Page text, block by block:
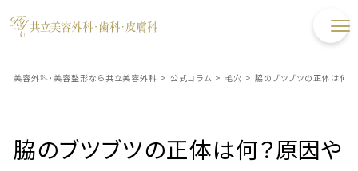
美容外科・美容整形なら共立美容外科 > 公式コラム > 毛穴 > 脇のブツブツの正体は何
​脇のブツブツの正体は何？原因や